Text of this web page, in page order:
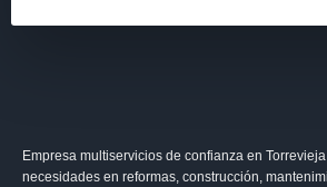
Empresa multiservicios de confianza en
necesidades en reformas, construcción,